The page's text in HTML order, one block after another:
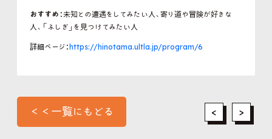
おすすめ ：未知との遭遇をしてみたい人、寄り道や冒険が好きな
人、「ふしぎ」を見つけてみたい人
詳細ページ： https://hinotama.ultla.jp/program/6
＜＜一覧にもどる < >